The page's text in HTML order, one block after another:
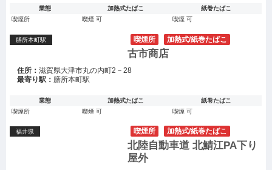
業態 加熱式たばこ
紙巻たばこ
喫煙所
喫煙 可 喫煙 可
膳所本町駅 喫煙所 加熱式/紙巻たばこ
古市商店
住所：滋賀県大津市丸の内町2－28
最寄り駅： 膳所本町駅
業態 加熱式たばこ
紙巻たばこ
喫煙所
喫煙 可 喫煙 可
福井県 喫煙所 加熱式/紙巻たばこ
北陸自動車道 北鯖江PA下り
屋外